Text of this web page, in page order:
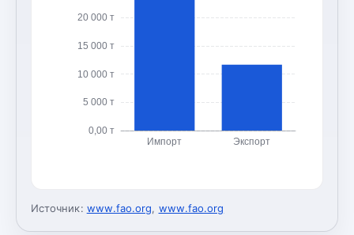
0,00 т
5 000 т
10 000 т
15 000 т
20 000 т
Импорт Экспорт
Источник: www.fao.org, www.fao.org